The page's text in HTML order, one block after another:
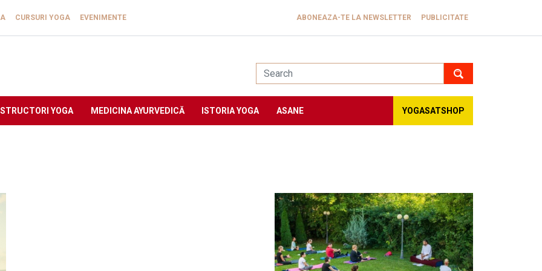
CURSURI YOGA EVENIMENTE ABONEAZA-TE LA NEWSLETTER PUBLICITATE
YOGA MEDICINA AYURVEDICĂ ISTORIA YOGA ASANE YOGASATSHOP
Image